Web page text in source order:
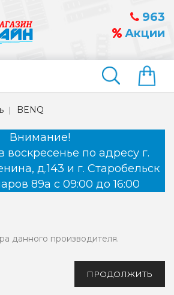
963
Акции
Найти
BENQ
Внимание!
воскресенье по адресу г.
д.143 и г. Старобельск
89а с 09:00 до 16:00
данного производителя.
ПРОДОЛЖИТЬ